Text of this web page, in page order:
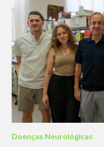
Doenças Neurológicas